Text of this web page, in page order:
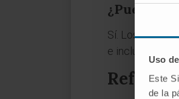
Uso
Este
de la
¿Puede
Sí. Los
e incluso grado